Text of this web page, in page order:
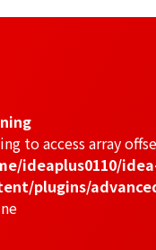
to access array
ideaplus0110/
plugins/